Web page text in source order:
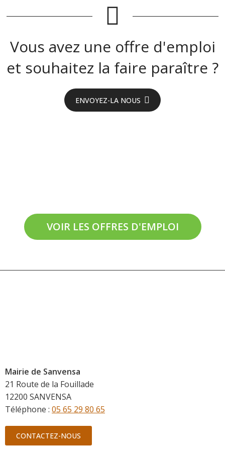
Vous avez une offre d'emploi
et souhaitez la faire paraître ?
ENVOYEZ-LA NOUS
VOIR LES OFFRES D'EMPLOI
Mairie de Sanvensa
21 Route de la Fouillade
12200 SANVENSA
Téléphone : 05 65 29 80 65
CONTACTEZ-NOUS